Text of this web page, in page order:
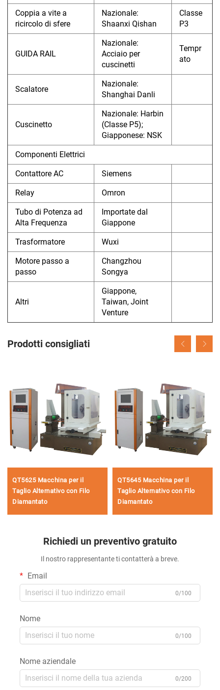
Coppia a vite a
ricircolo di sfere
Nazionale:
Shaanxi Qishan
Classe
P3
GUIDA RAIL
Nazionale:
Acciaio per
cuscinetti
Tempr
ato
Scalatore
Nazionale:
Shanghai Danli
Cuscinetto
Nazionale: Harbin
(Classe P5);
Giapponese: NSK
Componenti Elettrici
Contattore AC Siemens
Relay Omron
Tubo di Potenza ad
Alta Frequenza
Importate dal
Giappone
Trasformatore Wuxi
Motore passo a
passo
Changzhou
Songya
Altri
Giappone,
Taiwan, Joint
Venture
Prodotti consigliati
QT5625 Macchina per il
Taglio Alternativo con Filo
Diamantato
QT5645 Macchina per il
Taglio Alternativo con Filo
Diamantato
Richiedi un preventivo gratuito
Il nostro rappresentante ti contatterà a breve.
Email
0/100
Nome
0/100
Nome aziendale
0/200